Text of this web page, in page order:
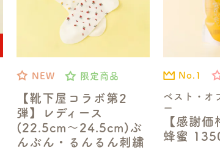
NEW 限定商品
【靴下屋コラボ第2
弾】レディース
(22.5cm～24.5cm)ぶ
んぶん・るんるん刺繍
No.1
ベスト・オ
ー
【感謝
蜂蜜